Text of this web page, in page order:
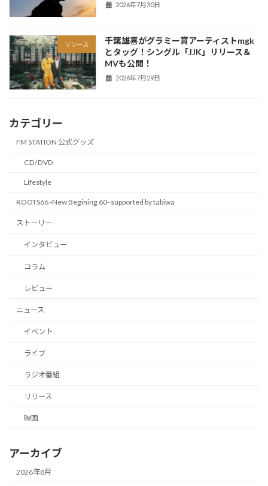
2026年7月30日
リリース
千葉雄喜がグラミー賞アーティストmgk
とタッグ！シングル「JJK」リリース＆
MVも公開！
2026年7月29日
カテゴリー
FM STATION 公式グッズ
CD/DVD
Lifestyle
ROOTS66 -New Begining 60- supported by tabiwa
ストーリー
インタビュー
コラム
レビュー
ニュース
イベント
ライブ
ラジオ番組
リリース
映画
アーカイブ
2026年8月